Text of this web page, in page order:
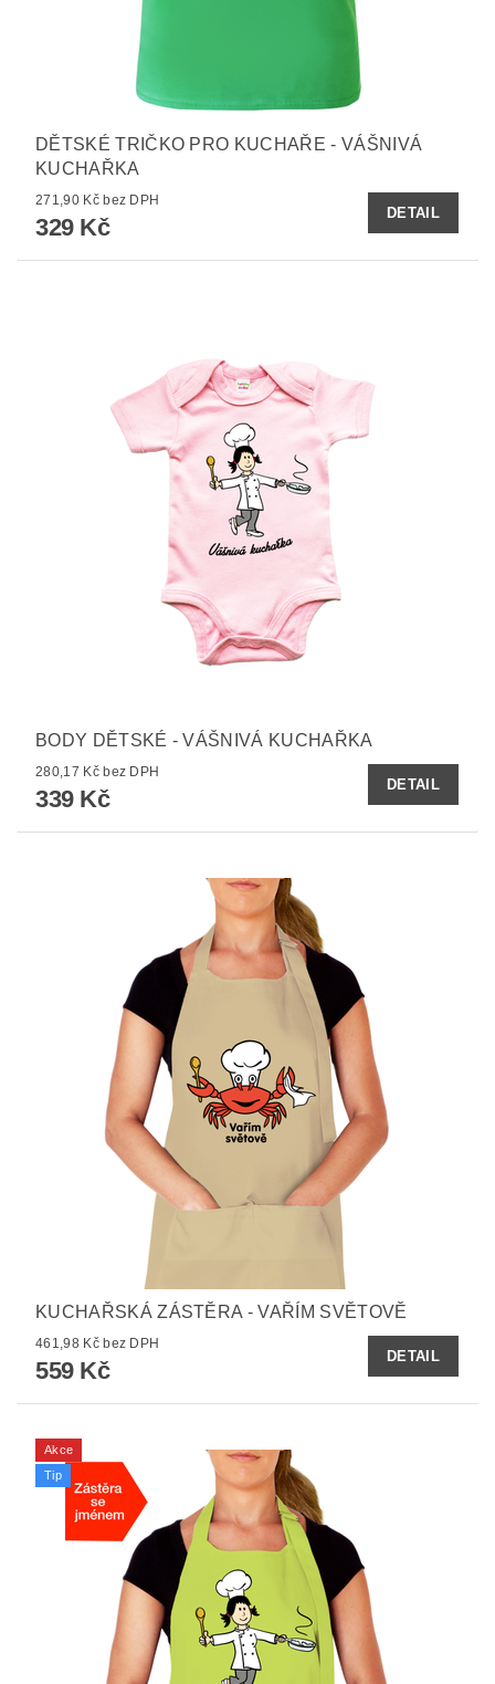
DĚTSKÉ TRIČKO PRO KUCHAŘE - VÁŠNIVÁ
KUCHAŘKA
271,90 Kč bez DPH
329 Kč
DETAIL
BODY DĚTSKÉ - VÁŠNIVÁ KUCHAŘKA
280,17 Kč bez DPH
339 Kč
DETAIL
KUCHAŘSKÁ ZÁSTĚRA - VAŘÍM SVĚTOVĚ
461,98 Kč bez DPH
559 Kč
DETAIL
Akce
Tip